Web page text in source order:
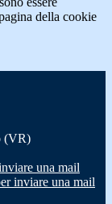
della cookie
(VR)
una mail
inviare una mail